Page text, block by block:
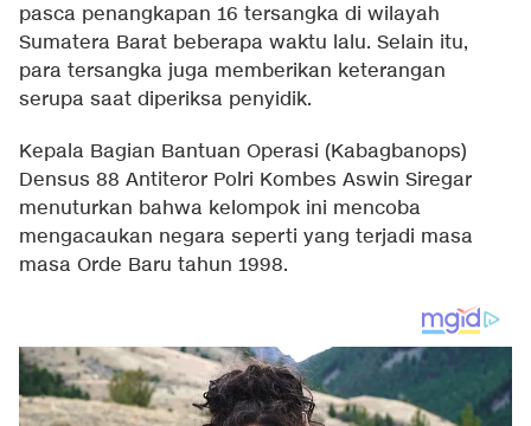
pasca penangkapan 16 tersangka di wilayah
Sumatera Barat beberapa waktu lalu. Selain itu,
para tersangka juga memberikan keterangan
serupa saat diperiksa penyidik.
Kepala Bagian Bantuan Operasi (Kabagbanops)
Densus 88 Antiteror Polri Kombes Aswin Siregar
menuturkan bahwa kelompok ini mencoba
mengacaukan negara seperti yang terjadi masa
masa Orde Baru tahun 1998.